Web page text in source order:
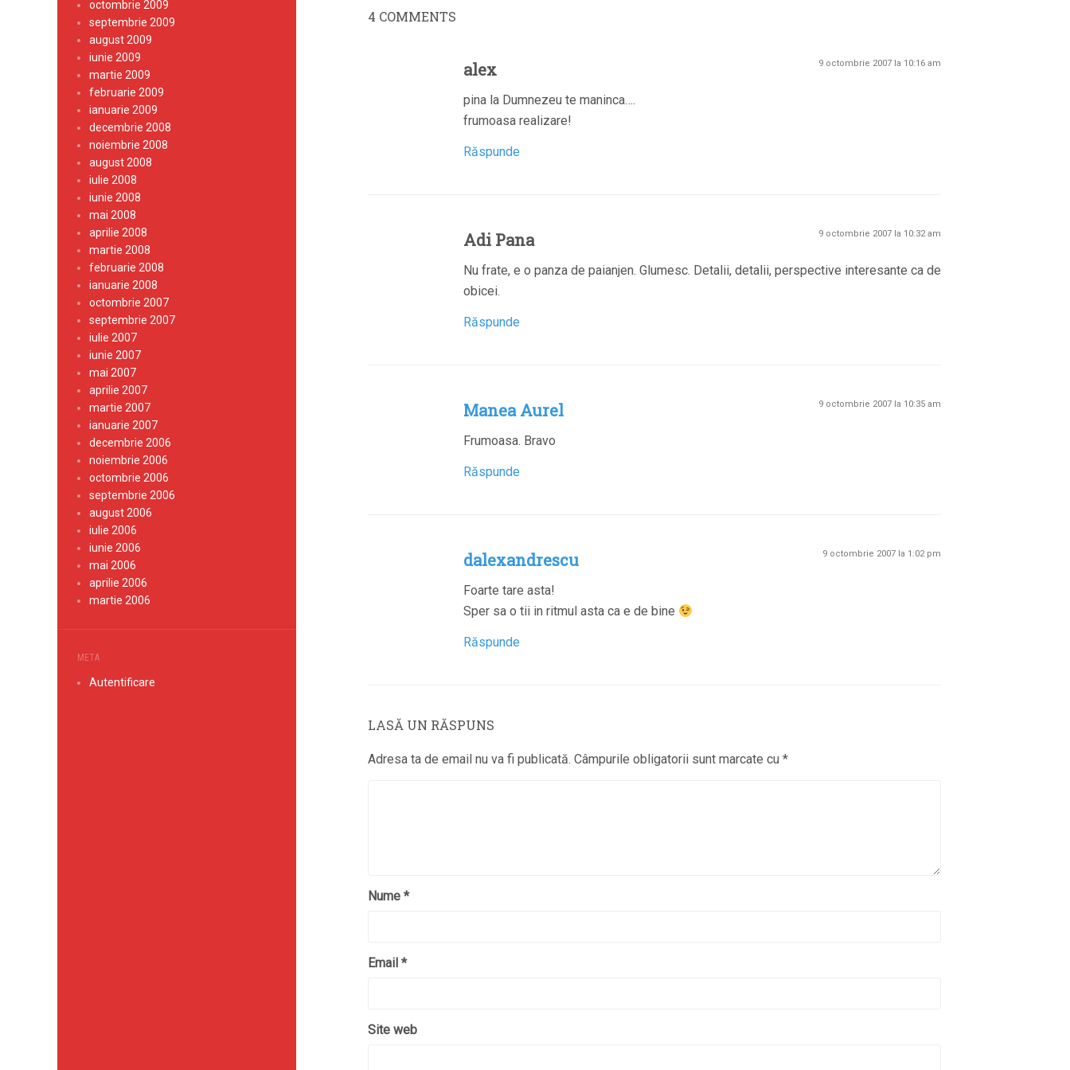
octombrie 2009
septembrie 2009
august 2009
iunie 2009
martie 2009
februarie 2009
ianuarie 2009
decembrie 2008
noiembrie 2008
august 2008
iulie 2008
iunie 2008
mai 2008
aprilie 2008
martie 2008
februarie 2008
ianuarie 2008
octombrie 2007
septembrie 2007
iulie 2007
iunie 2007
mai 2007
aprilie 2007
martie 2007
ianuarie 2007
decembrie 2006
noiembrie 2006
octombrie 2006
septembrie 2006
august 2006
iulie 2006
iunie 2006
mai 2006
aprilie 2006
martie 2006
META
Autentificare
4 COMMENTS
alex 9 octombrie 2007 la 10:16 am
pina la Dumnezeu te maninca….
frumoasa realizare!
Răspunde
Adi Pana 9 octombrie 2007 la 10:32 am
Nu frate, e o panza de paianjen. Glumesc. Detalii, detalii, perspective interesante ca de
obicei.
Răspunde
Manea Aurel 9 octombrie 2007 la 10:35 am
Frumoasa. Bravo
Răspunde
dalexandrescu 9 octombrie 2007 la 1:02 pm
Foarte tare asta!
Sper sa o tii in ritmul asta ca e de bine
Răspunde
LASĂ UN RĂSPUNS
Adresa ta de email nu va fi publicată. Câmpurile obligatorii sunt marcate cu *
Nume *
Email *
Site web